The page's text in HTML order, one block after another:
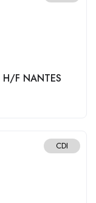
F NANTES
CDI